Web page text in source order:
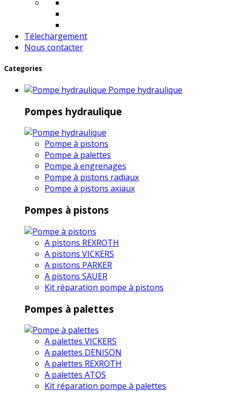
Télechargement
Nous contacter
Categories
Pompe hydraulique
Pompes hydraulique
Pompe à pistons
Pompe à palettes
Pompe à engrenages
Pompe à pistons radiaux
Pompe à pistons axiaux
Pompes à pistons
A pistons REXROTH
A pistons VICKERS
A pistons PARKER
A pistons SAUER
Kit réparation pompe à pistons
Pompes à palettes
A palettes VICKERS
A palettes DENISON
A palettes REXROTH
A palettes ATOS
Kit réparation pompe à palettes